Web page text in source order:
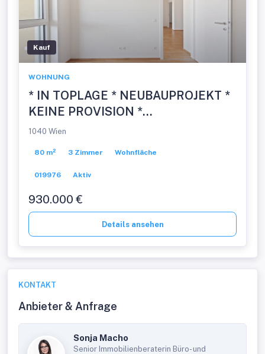
Kauf
WOHNUNG
* IN TOPLAGE * NEUBAUPROJEKT *
KEINE PROVISION *
EIGENTUMSWOHNUNGEN
1040 Wien
80 m² 3 Zimmer Wohnfläche
019976 Aktiv
930.000 €
Details ansehen
KONTAKT
Anbieter & Anfrage
Sonja Macho
Senior Immobilienberaterin Büro- und